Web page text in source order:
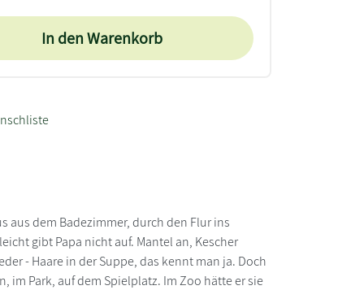
In den Warenkorb
aus dem Badezimmer, durch den Flur ins
gibt Papa nicht auf. Mantel an, Kescher
- Haare in der Suppe, das kennt man ja. Doch
im Park, auf dem Spielplatz. Im Zoo hätte er sie